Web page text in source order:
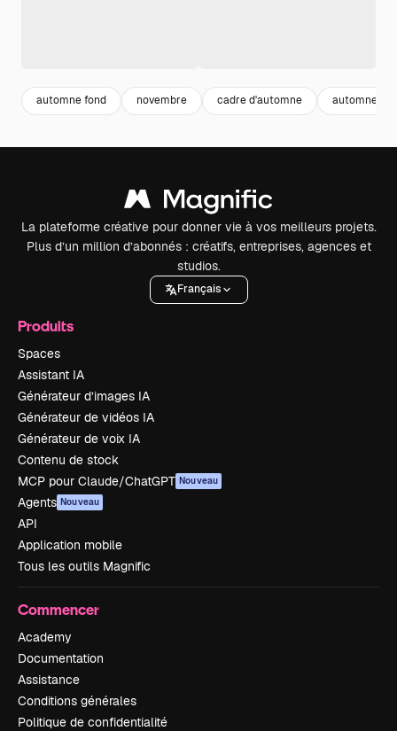
automne fond novembre cadre d'automne automne
La plateforme créative pour donner vie à vos meilleurs projets.
Plus d’un million d’abonnés : créatifs, entreprises, agences et
studios.
Français
Produits
Spaces
Assistant IA
Générateur d’images IA
Générateur de vidéos IA
Générateur de voix IA
Contenu de stock
MCP pour Claude/ChatGPT Nouveau
Agents Nouveau
API
Application mobile
Tous les outils Magnific
Commencer
Academy
Documentation
Assistance
Conditions générales
Politique de confidentialité